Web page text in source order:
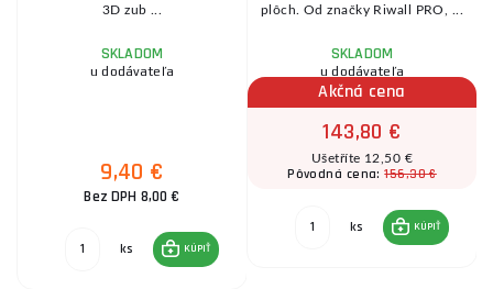
3D zub ...
SKLADOM
u dodávateľa
9,40 €
Bez DPH 8,00 €
ks KÚPIŤ
plôch. Od značky Riwall PRO, ...
SKLADOM
u dodávateľa
Akčná cena
143,80 €
Ušetříte 12,50 €
Pôvodná cena:156,30 €
ks KÚPIŤ